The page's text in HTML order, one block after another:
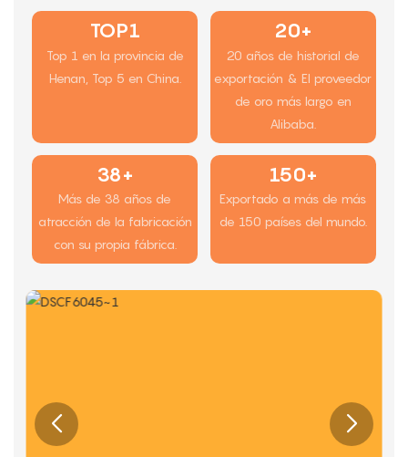
TOP1
Top 1 en la provincia de
Henan, Top 5 en China.
20+
20 años de historial de
exportación & El proveedor
de oro más largo en
Alibaba.
38+
Más de 38 años de
atracción de la fabricación
con su propia fábrica.
150+
Exportado a más de más
de 150 países del mundo.